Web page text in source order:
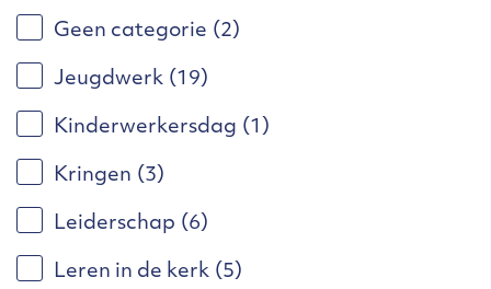
Geen categorie (2)
Jeugdwerk (19)
Kinderwerkersdag (1)
Kringen (3)
Leiderschap (6)
Leren in de kerk (5)